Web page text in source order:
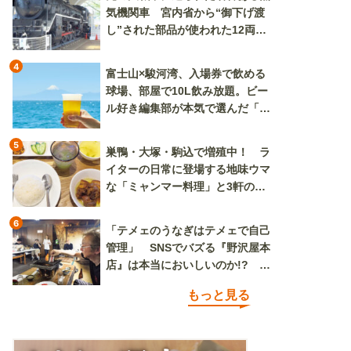
気機関車 宮内省から“御下げ渡
し”された部品が使われた12両の
4
富士山×駿河湾、入場券で飲める
球場、部屋で10L飲み放題。ビー
ル好き編集部が本気で選んだ「ビ
5
巣鴨・大塚・駒込で増殖中！ ラ
イターの日常に登場する地味ウマ
な「ミャンマー料理」と3軒のニ
6
「テメェのうなぎはテメェで自己
管理」 SNSでバズる『野沢屋本
店』は本当においしいのか!? い
もっと見る